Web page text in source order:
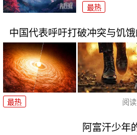
最热
中国代表呼吁打破冲突与饥
最热 阅读
阿富汗少年